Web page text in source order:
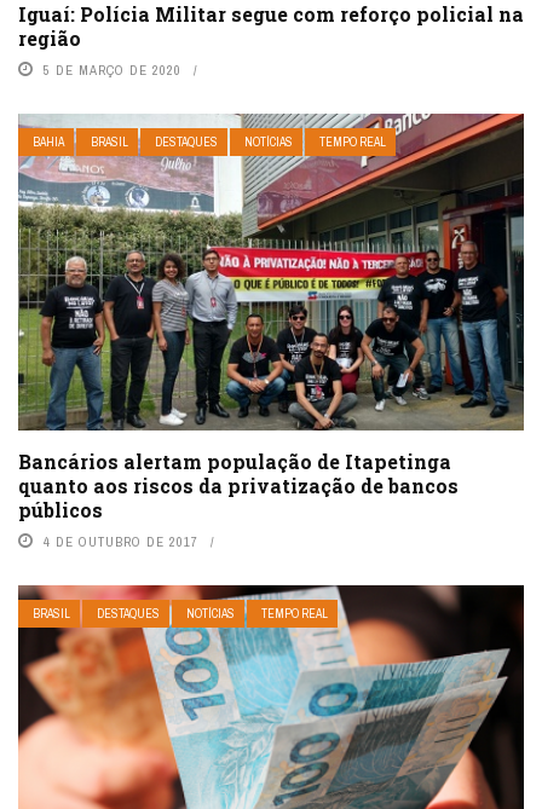
Iguaí: Polícia Militar segue com reforço policial na
região
5 DE MARÇO DE 2020
BAHIA BRASIL DESTAQUES NOTÍCIAS TEMPO REAL
Bancários alertam população de Itapetinga
quanto aos riscos da privatização de bancos
públicos
4 DE OUTUBRO DE 2017
BRASIL DESTAQUES NOTÍCIAS TEMPO REAL